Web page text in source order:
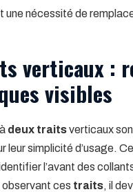
une nécessité de
verticaux :
visibles
à deux traitsverticaux
leur simplicité d’usage.
l’avant des
observant ces traits, il